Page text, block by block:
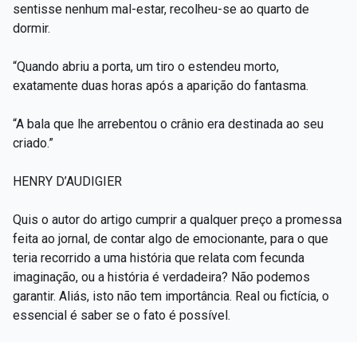
sentisse nenhum mal-estar, recolheu-se ao quarto de
dormir.
“Quando abriu a porta, um tiro o estendeu morto,
exatamente duas horas após a aparição do fantasma.
“A bala que lhe arrebentou o crânio era destinada ao seu
criado.”
HENRY D’AUDIGIER
Quis o autor do artigo cumprir a qualquer preço a promessa
feita ao jornal, de contar algo de emocionante, para o que
teria recorrido a uma história que relata com fecunda
imaginação, ou a história é verdadeira? Não podemos
garantir. Aliás, isto não tem importância. Real ou fictícia, o
essencial é saber se o fato é possível.